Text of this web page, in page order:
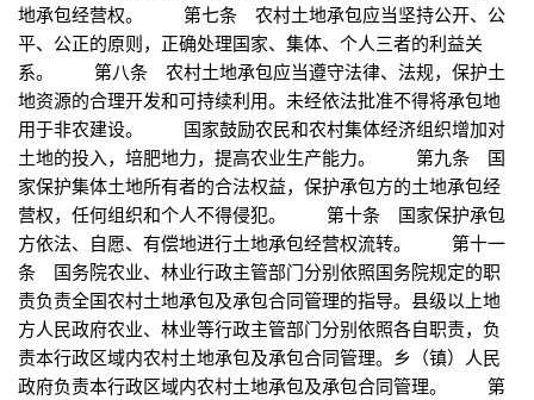
地承包经营权。 第七条 农村土地承包应当坚持公开、公
平、公正的原则，正确处理国家、集体、个人三者的利益关
系。 第八条 农村土地承包应当遵守法律、法规，保护土
地资源的合理开发和可持续利用。未经依法批准不得将承包地
用于非农建设。 国家鼓励农民和农村集体经济组织增加对
土地的投入，培肥地力，提高农业生产能力。 第九条 国
家保护集体土地所有者的合法权益，保护承包方的土地承包经
营权，任何组织和个人不得侵犯。 第十条 国家保护承包
方依法、自愿、有偿地进行土地承包经营权流转。 第十一
条 国务院农业、林业行政主管部门分别依照国务院规定的职
责负责全国农村土地承包及承包合同管理的指导。县级以上地
方人民政府农业、林业等行政主管部门分别依照各自职责，负
责本行政区域内农村土地承包及承包合同管理。乡（镇）人民
政府负责本行政区域内农村土地承包及承包合同管理。 第